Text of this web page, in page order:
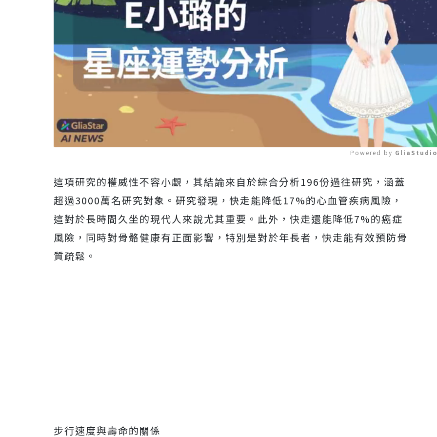
Mute
Powered by
這項研究的權威性不容小覷，其結論來自於綜合分析196份過往研究，涵蓋
超過3000萬名研究對象。研究發現，快走能降低17%的心血管疾病風險，
這對於長時間久坐的現代人來說尤其重要。此外，快走還能降低7%的癌症
風險，同時對骨骼健康有正面影響，特別是對於年長者，快走能有效預防骨
質疏鬆。
步行速度與壽命的關係